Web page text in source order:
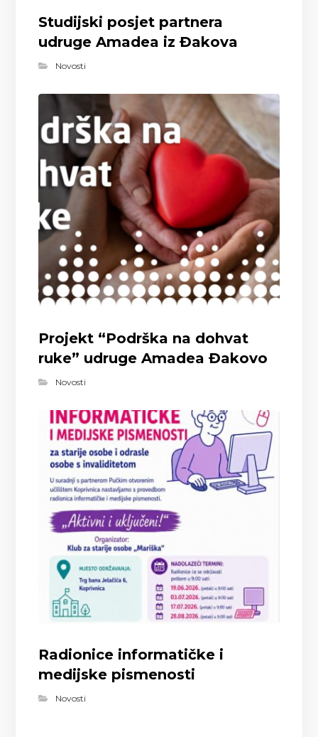
Studijski posjet partnera
udruge Amadea iz Đakova
Novosti
Projekt “Podrška na dohvat
ruke” udruge Amadea Đakovo
Novosti
Radionice informatičke i
medijske pismenosti
Novosti